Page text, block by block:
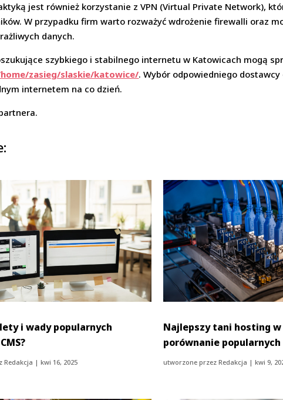
jest również korzystanie z VPN (Virtual Private Network),
W przypadku firm warto rozważyć wdrożenie firewalli oraz
danych.
szybkiego i stabilnego internetu w Katowicach mogą
zasieg/slaskie/katowice/. Wybór odpowiedniego
internetem na co dzień.
i wady popularnych
Redakcja |kwi 16, 2025
Najlepszy tani hosting w
porównanie
utworzone przezRedakcja |kwi 9,